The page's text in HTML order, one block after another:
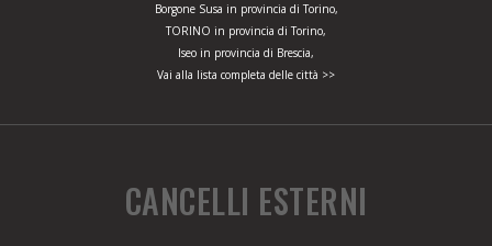
Borgone Susa in provincia di Torino,
TORINO in provincia di Torino,
Iseo in provincia di Brescia,
Vai alla lista completa delle città >>
CANCELLI ESTERNI